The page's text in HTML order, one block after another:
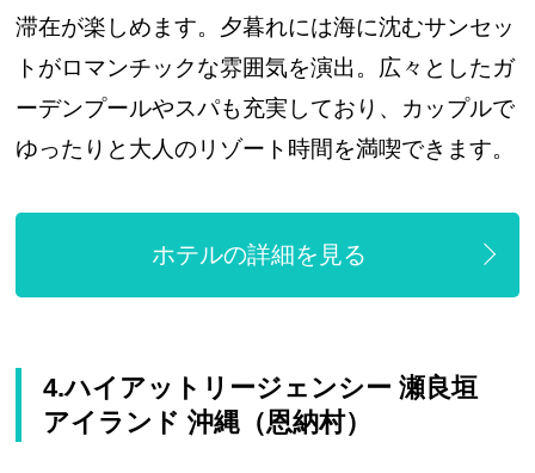
滞在が楽しめます。夕暮れには海に沈むサンセッ
トがロマンチックな雰囲気を演出。広々としたガ
ーデンプールやスパも充実しており、カップルで
ゆったりと大人のリゾート時間を満喫できます。
ホテルの詳細を見る
4.ハイアットリージェンシー 瀬良垣
アイランド 沖縄（恩納村）